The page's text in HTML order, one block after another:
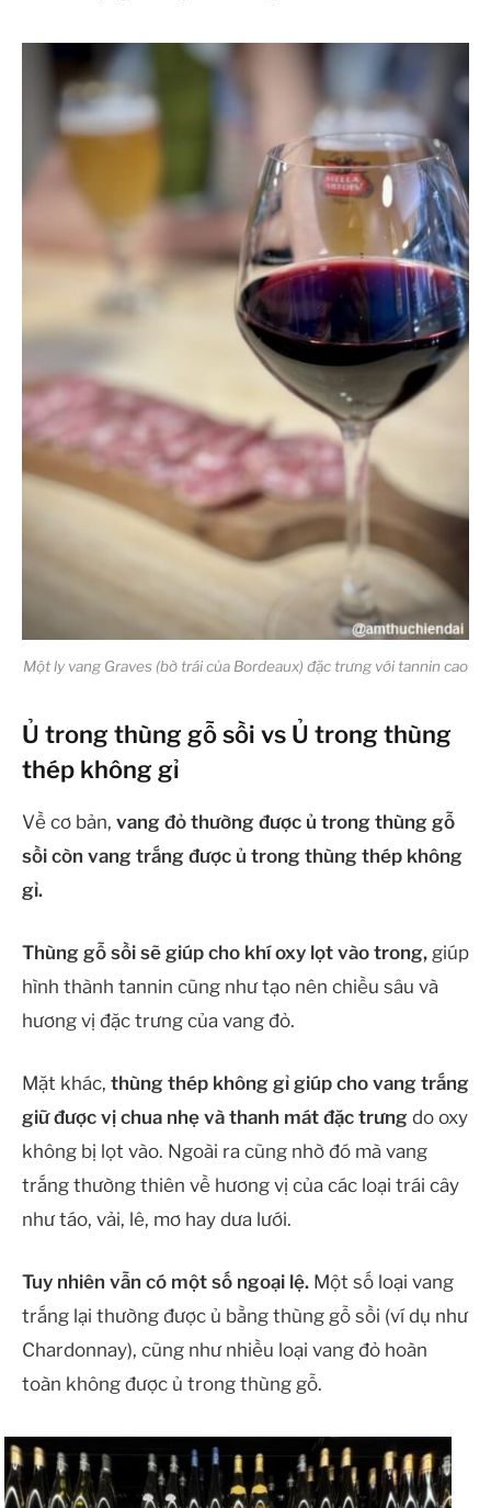
Một ly vang Graves (bờ trái của Bordeaux) đặc trưng với tannin cao
Ủ trong thùng gỗ sồi vs Ủ trong thùng
thép không gỉ
Về cơ bản, vang đỏ thường được ủ trong thùng gỗ
sồi còn vang trắng được ủ trong thùng thép không
gỉ.
Thùng gỗ sồi sẽ giúp cho khí oxy lọt vào trong, giúp
hình thành tannin cũng như tạo nên chiều sâu và
hương vị đặc trưng của vang đỏ.
Mặt khác, thùng thép không gỉ giúp cho vang trắng
giữ được vị chua nhẹ và thanh mát đặc trưng do oxy
không bị lọt vào. Ngoài ra cũng nhờ đó mà vang
trắng thường thiên về hương vị của các loại trái cây
như táo, vải, lê, mơ hay dưa lưới.
Tuy nhiên vẫn có một số ngoại lệ. Một số loại vang
trắng lại thường được ủ bằng thùng gỗ sồi (ví dụ như
Chardonnay), cũng như nhiều loại vang đỏ hoàn
toàn không được ủ trong thùng gỗ.